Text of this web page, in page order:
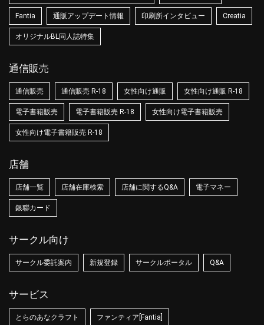
Fantia 通販アップデート情報 印刷所インタビュー Creatia
オリジナルBL同人誌特集
通信販売
通信販売 通信販売 R-18 女性向け通販 女性向け通販 R-18
電子書籍販売 電子書籍販売 R-18 女性向け電子書籍販売
女性向け電子書籍販売 R-18
店舗
店舗一覧 店舗在庫検索 店舗に関するQ&A 電子マネー
銀聯カード
サークル向け
サークル委託案内 新規登録 サークルポータル Q&A
サービス
とらのあなクラフト ファンティア[Fantia]